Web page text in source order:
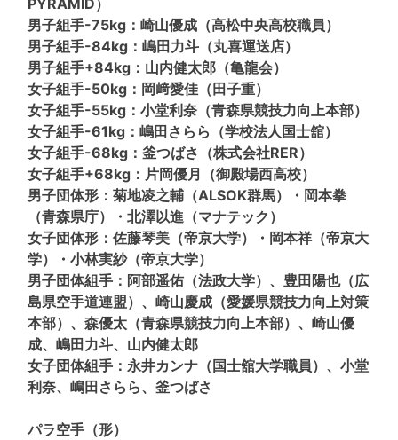
男子組手-75kg：崎山優成（高松中央高校職員）
男子組手-84kg：嶋田力斗（丸喜運送店）
男子組手+84kg：山内健太郎（亀龍会）
女子組手-50kg：岡﨑愛佳（田子重）
女子組手-55kg：小堂利奈（青森県競技力向上本部）
女子組手-61kg：嶋田さらら（学校法人国士舘）
女子組手-68kg：釜つばさ（株式会社RER）
女子組手+68kg：片岡優月（御殿場西高校）
男子団体形：菊地凌之輔（ALSOK群馬）・岡本拳
（青森県庁）・北澤以進（マナテック）
女子団体形：佐藤琴美（帝京大学）・岡本祥（帝京大
学）・小林実紗（帝京大学）
男子団体組手：阿部遥佑（法政大学）、豊田陽也（広
島県空手道連盟）、崎山慶成（愛媛県競技力向上対策
本部）、森優太（青森県競技力向上本部）、崎山優
成、嶋田力斗、山内健太郎
女子団体組手：永井カンナ（国士舘大学職員）、小堂
利奈、嶋田さらら、釜つばさ
パラ空手（形）